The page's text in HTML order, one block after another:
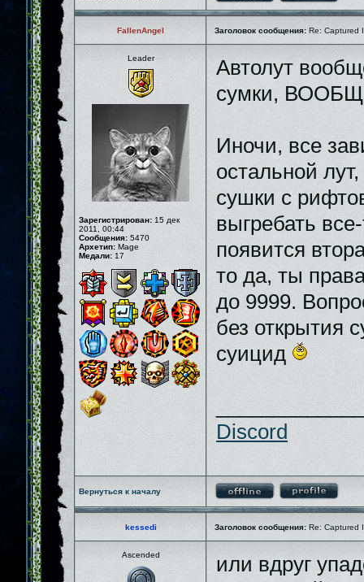
FallenAngel Заголовок сообщения: Re: Captured
Leader
Зарегистрирован: 15 дек
2011, 00:44
Сообщения: 5470
Архетип: Mage
Медали: 17
Автолут
сумки,
Иночи, все
остальной
сушки с
выгребать
появится
то да, ты
до 9999.
без открытия
суицид
Discord
Вернуться к началу
kessedi Заголовок сообщения: Re: Captured
Ascended
или вдруг